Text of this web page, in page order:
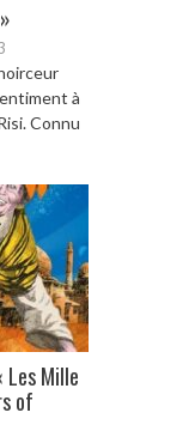
à
Connu
Les Mille
of